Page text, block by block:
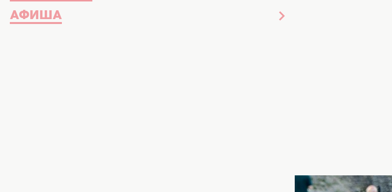
АФИША
Продолжительность жизни продолжает расти без признаков замедления. Фото: